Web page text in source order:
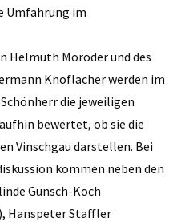
Umfahrung im
Helmuth Moroder und des
Knoflacher werden im
die jeweiligen
bewertet, ob sie die
Vinschgau darstellen. Bei
kommen neben den
Gunsch-Koch
Hanspeter Staffler